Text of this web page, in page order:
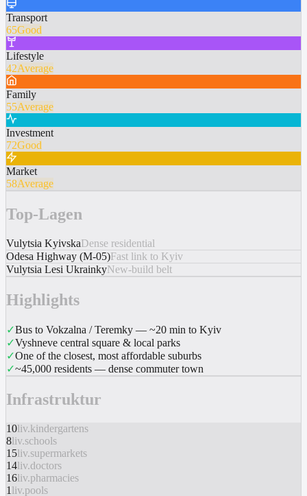
Transport
65Good
Lifestyle
42Average
Family
55Average
Investment
72Good
Market
58Average
Top-Lagen
Vulytsia KyivskaDense residential
Odesa Highway (M-05)Fast link to Kyiv
Vulytsia Lesi UkrainkyNew-build belt
Highlights
✓Bus to Vokzalna / Teremky — ~20 min to Kyiv
✓Vyshneve central square & local parks
✓One of the closest, most affordable suburbs
✓~45,000 residents — dense commuter town
Infrastruktur
10liv.kindergartens
8liv.schools
15liv.supermarkets
14liv.doctors
16liv.pharmacies
1 liv.pools